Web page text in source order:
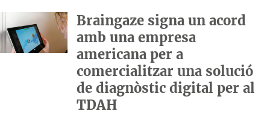
Braingaze signa un acord
amb una empresa
americana per a
comercialitzar una solució
de diagnòstic digital per al
TDAH